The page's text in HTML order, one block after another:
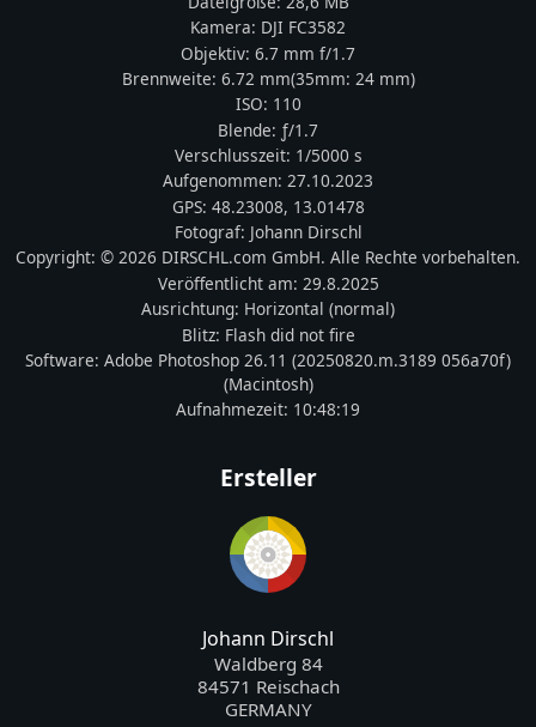
Kamera: DJI FC3582
Objektiv: 6.7 mm f/1.7
Brennweite: 6.72 mm(35mm: 24mm)
ISO: 110
Blende: ƒ/1.7
Verschlusszeit: 1/5000 s
Aufgenommen: 27.10.2023
GPS: 48.23008, 13.01478
Fotograf: Johann Dirschl
Copyright: © 2026 DIRSCHL.com GmbH. Alle Rechte vorbehalten.
Veröffentlicht am: 29.8.2025
Ausrichtung: Horizontal (normal)
Blitz: Flash did not fire
Software: Adobe Photoshop 26.11 (20250820.m.3189 056a70f)
(Macintosh)
Aufnahmezeit: 10:48:19
Ersteller
Johann Dirschl
Waldberg 84
84571 Reischach
GERMANY